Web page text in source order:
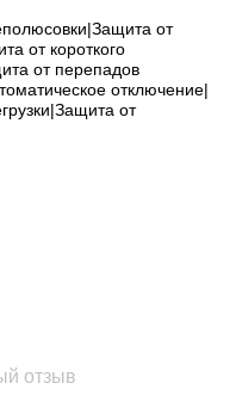
от
от короткого
от перепадов
отключение|
от
отзыв